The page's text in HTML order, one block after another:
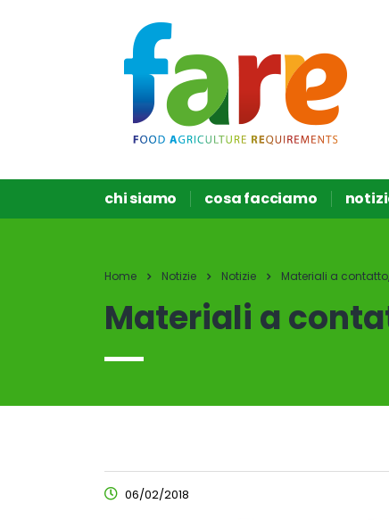
chi siamo cosa facciamo
Home Notizie Notizie Materiali a
Materiali a
06/02/2018